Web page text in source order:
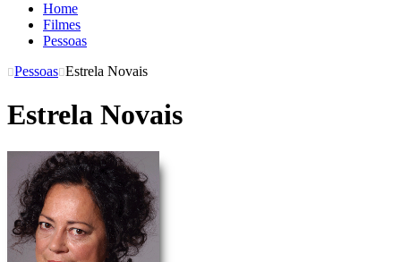
Home
Filmes
Pessoas
Pessoas Estrela Novais
Estrela Novais